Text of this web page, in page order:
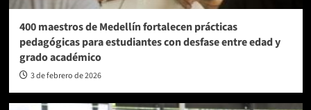
400 maestros de Medellín fortalecen prácticas
pedagógicas para estudiantes con desfase entre edad y
grado académico
3 de febrero de 2026